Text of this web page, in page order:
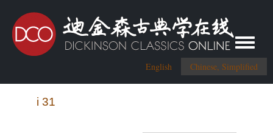
English Chinese, Simplified
Toggle
i 31